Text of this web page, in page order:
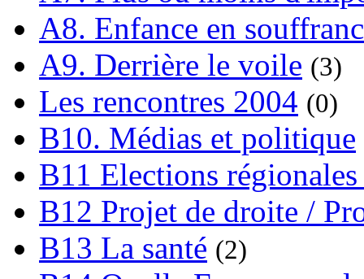
A8. Enfance en
A9. Derrière le voile (3)
Les rencontres 2004 (0)
B10. Médias et politique
B11 Elections régionales
B12 Projet de droite /
B13 La santé (2)